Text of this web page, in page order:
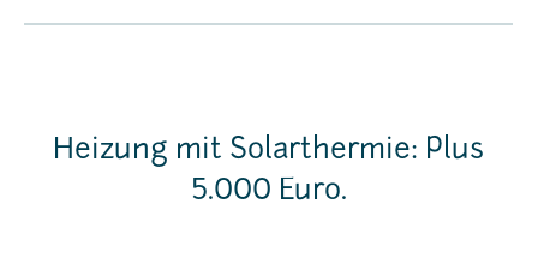
Heizung mit Solarthermie: Plus
5.000 Euro.